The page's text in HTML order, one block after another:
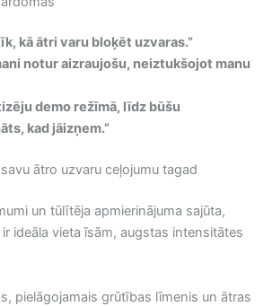
kā ātri varu bloķēt uzvaras.”
notur aizraujošu, neiztukšojot manu
demo režīmā, līdz būšu
kad jāizņem.”
ātro uzvaru ceļojumu tagad
un tūlītēja apmierinājuma sajūta,
ideāla vieta īsām, augstas intensitātes
pielāgojamais grūtības līmenis un ātras